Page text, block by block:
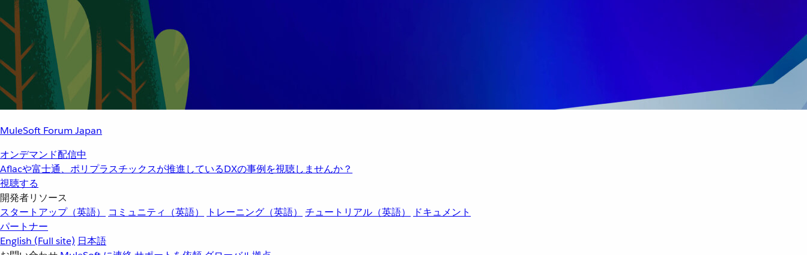
MuleSoft Forum Japan
オンデマンド配信中
Aflacや富士通、ポリプラスチックスが推進しているDXの事例を視聴しませんか？
視聴する
開発者リソース
スタートアップ（英語）
コミュニティ（英語） トレーニング（英語） チュートリアル（英語）
ドキュメント
パートナー
English (Full site) 日本語